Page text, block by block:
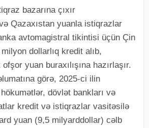
bazarına çıxır
Qazaxıstan yuanla istiqrazlar
avtomagistral tikintisi üçün Çin
dollarlıq kredit alıb,
yuan buraxılışına hazırlaşır.
görə, 2025-ci ilin
dövlət bankları və
kredit və istiqrazlar vasitəsilə
yuan (9,5 milyarddollar) cəlb